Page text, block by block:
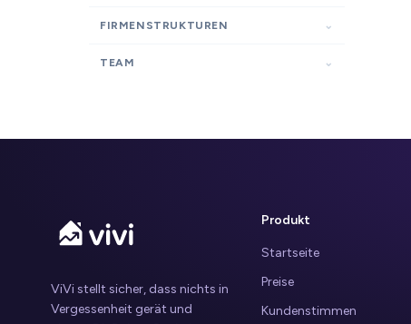
FIRMENSTRUKTUREN
TEAM
ViVi stellt sicher, dass nichts in
Vergessenheit gerät und
Produkt
Startseite
Preise
Kundenstimmen